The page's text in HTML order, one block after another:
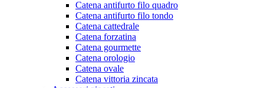
Catena antifurto filo quadro
Catena antifurto filo tondo
Catena cattedrale
Catena forzatina
Catena gourmette
Catena orologio
Catena ovale
Catena vittoria zincata